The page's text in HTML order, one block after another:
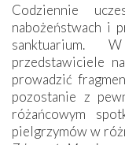
Codziennie
nabożeństwach i
sanktuarium.
przedstawiciele
prowadzić
pozostanie z
różańcowym
pielgrzymów w